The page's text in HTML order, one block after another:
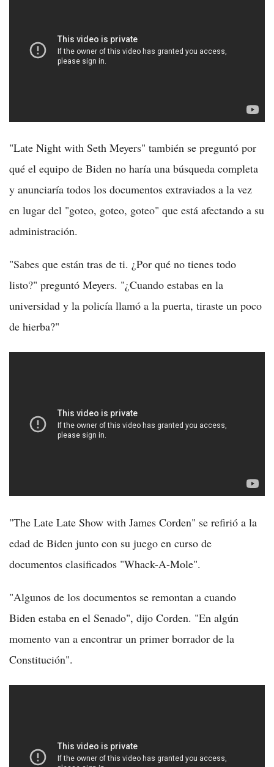
"Late Night with Seth Meyers" también se preguntó por
qué el equipo de Biden no haría una búsqueda completa
y anunciaría todos los documentos extraviados a la vez
en lugar del "goteo, goteo, goteo" que está afectando a su
administración.
"Sabes que están tras de ti. ¿Por qué no tienes todo
listo?" preguntó Meyers. "¿Cuando estabas en la
universidad y la policía llamó a la puerta, tiraste un poco
de hierba?"
"The Late Late Show with James Corden" se refirió a la
edad de Biden junto con su juego en curso de
documentos clasificados "Whack-A-Mole".
"Algunos de los documentos se remontan a cuando
Biden estaba en el Senado", dijo Corden. "En algún
momento van a encontrar un primer borrador de la
Constitución".